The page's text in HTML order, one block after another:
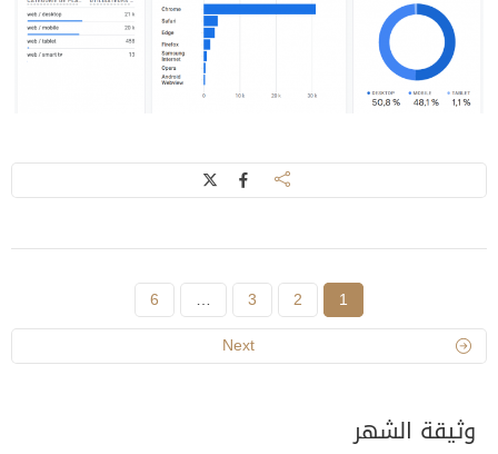
1
2
3
…
6
Next
وثيقة الشهر